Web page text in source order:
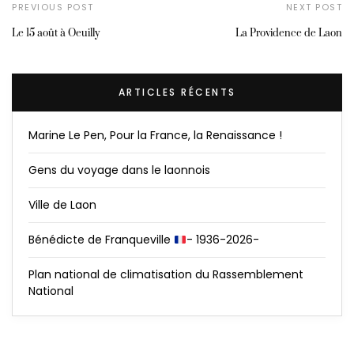
PREVIOUS POST
Le 15 août à Oeuilly
NEXT POST
La Providence de Laon
ARTICLES RÉCENTS
Marine Le Pen, Pour la France, la Renaissance !
Gens du voyage dans le laonnois
Ville de Laon
Bénédicte de Franqueville - 1936-2026-
Plan national de climatisation du Rassemblement
National